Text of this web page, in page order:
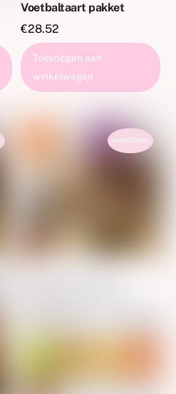
Voetbaltaart pakket
€28.52
Toevoegen aan
winkelwagen
AANBIEDING!